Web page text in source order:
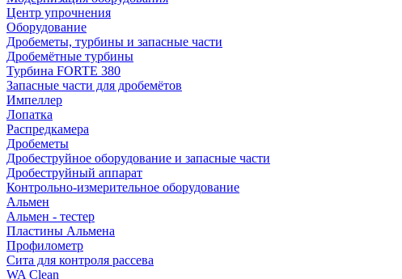
Центр упрочнения
Оборудование
Дробеметы, турбины и запасные части
Дробемётные турбины
Турбина FORTE 380
Запасные части для дробемётов
Импеллер
Лопатка
Распредкамера
Дробеметы
Дробеструйное оборудование и запасные части
Дробеструйный аппарат
Контрольно-измерительное оборудование
Альмен
Альмен - тестер
Пластины Альмена
Профилометр
Сита для контроля рассева
WA Clean